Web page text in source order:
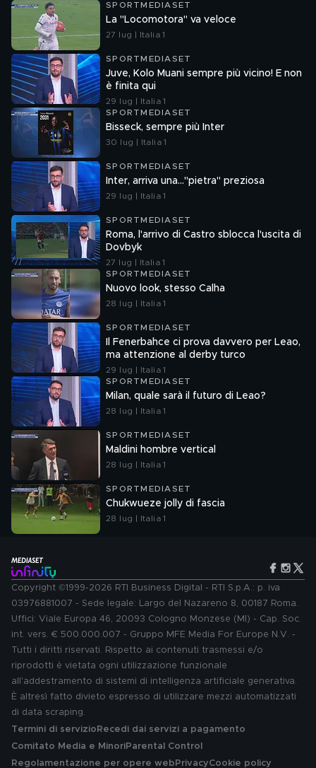
SPORTMEDIASET
La "Locomotora" va veloce
27 lug | Italia 1
SPORTMEDIASET
Juve, Kolo Muani sempre più vicino! E non
è finita qui
29 lug | Italia 1
SPORTMEDIASET
Bisseck, sempre più Inter
30 lug | Italia 1
SPORTMEDIASET
Inter, arriva una..."pietra" preziosa
29 lug | Italia 1
SPORTMEDIASET
Roma, l'arrivo di Castro sblocca l'uscita di
Dovbyk
27 lug | Italia 1
SPORTMEDIASET
Nuovo look, stesso Calha
28 lug | Italia 1
SPORTMEDIASET
Il Fenerbahce ci prova davvero per Leao,
ma attenzione al derby turco
29 lug | Italia 1
SPORTMEDIASET
Milan, quale sarà il futuro di Leao?
28 lug | Italia 1
SPORTMEDIASET
Maldini hombre vertical
28 lug | Italia 1
SPORTMEDIASET
Chukwueze jolly di fascia
28 lug | Italia 1
Copyright ©1999-2026 RTI Business Digital - RTI S.p.A.: p. iva
03976881007 - Sede legale: Largo del Nazareno 8, 00187 Roma.
Uffici: Viale Europa 46, 20093 Cologno Monzese (MI) - Cap. Soc.
int. vers. € 500.000.007 - Gruppo MFE Media For Europe N.V. -
Tutti i diritti riservati. Rispetto ai contenuti trasmessi e/o
riprodotti è vietata ogni utilizzazione funzionale
all'addestramento di sistemi di intelligenza artificiale generativa.
È altresì fatto divieto espresso di utilizzare mezzi automatizzati
di data scraping.
Termini di servizio Recedi dai servizi a pagamento
Comitato Media e MinoriParental Control
Regolamentazione per opere web PrivacyCookie policy